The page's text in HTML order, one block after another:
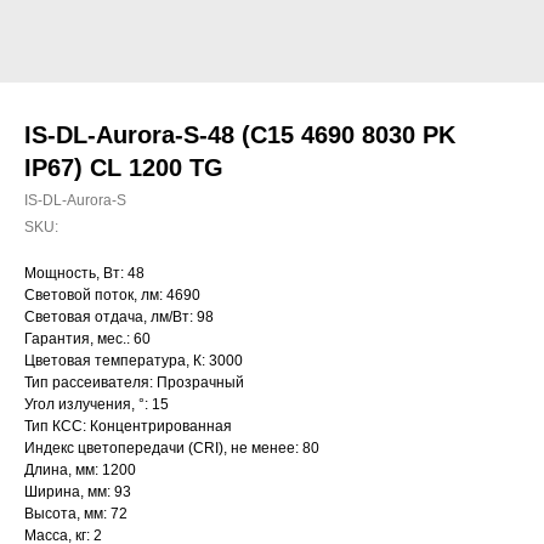
IS-DL-Aurora-S-48 (C15 4690 8030 PK
IP67) CL 1200 TG
IS-DL-Aurora-S
SKU:
Мощность, Вт: 48
Световой поток, лм: 4690
Световая отдача, лм/Вт: 98
Гарантия, мес.: 60
Цветовая температура, К: 3000
Тип рассеивателя: Прозрачный
Угол излучения, °: 15
Тип КСС: Концентрированная
Индекс цветопередачи (CRI), не менее: 80
Длина, мм: 1200
Ширина, мм: 93
Высота, мм: 72
Масса, кг: 2